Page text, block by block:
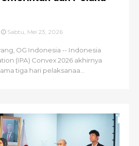
Sabtu, Mei 23, 2026
OG Indonesia -- Indonesia
(IPA) Convex 2026 akhirnya
tiga hari pelaksanaa...